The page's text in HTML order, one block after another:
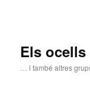
Els
… i també altres